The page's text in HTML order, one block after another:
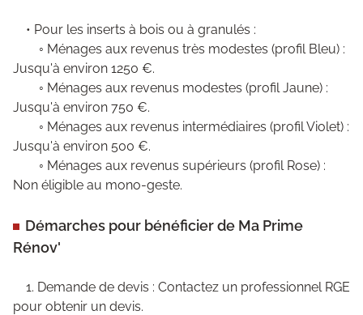
• Pour les inserts à bois ou à granulés :
◦ Ménages aux revenus très modestes (profil Bleu) :
Jusqu'à environ 1250 €.
◦ Ménages aux revenus modestes (profil Jaune) :
Jusqu'à environ 750 €.
◦ Ménages aux revenus intermédiaires (profil Violet) :
Jusqu'à environ 500 €.
◦ Ménages aux revenus supérieurs (profil Rose) :
Non éligible au mono-geste.
Démarches pour bénéficier de Ma Prime
Rénov'
1. Demande de devis : Contactez un professionnel RGE
pour obtenir un devis.